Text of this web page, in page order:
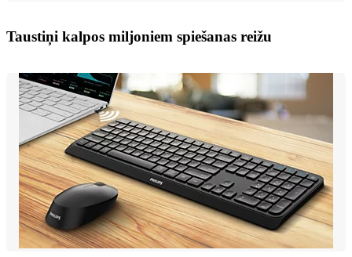
Taustiņi kalpos miljoniem spiešanas reižu